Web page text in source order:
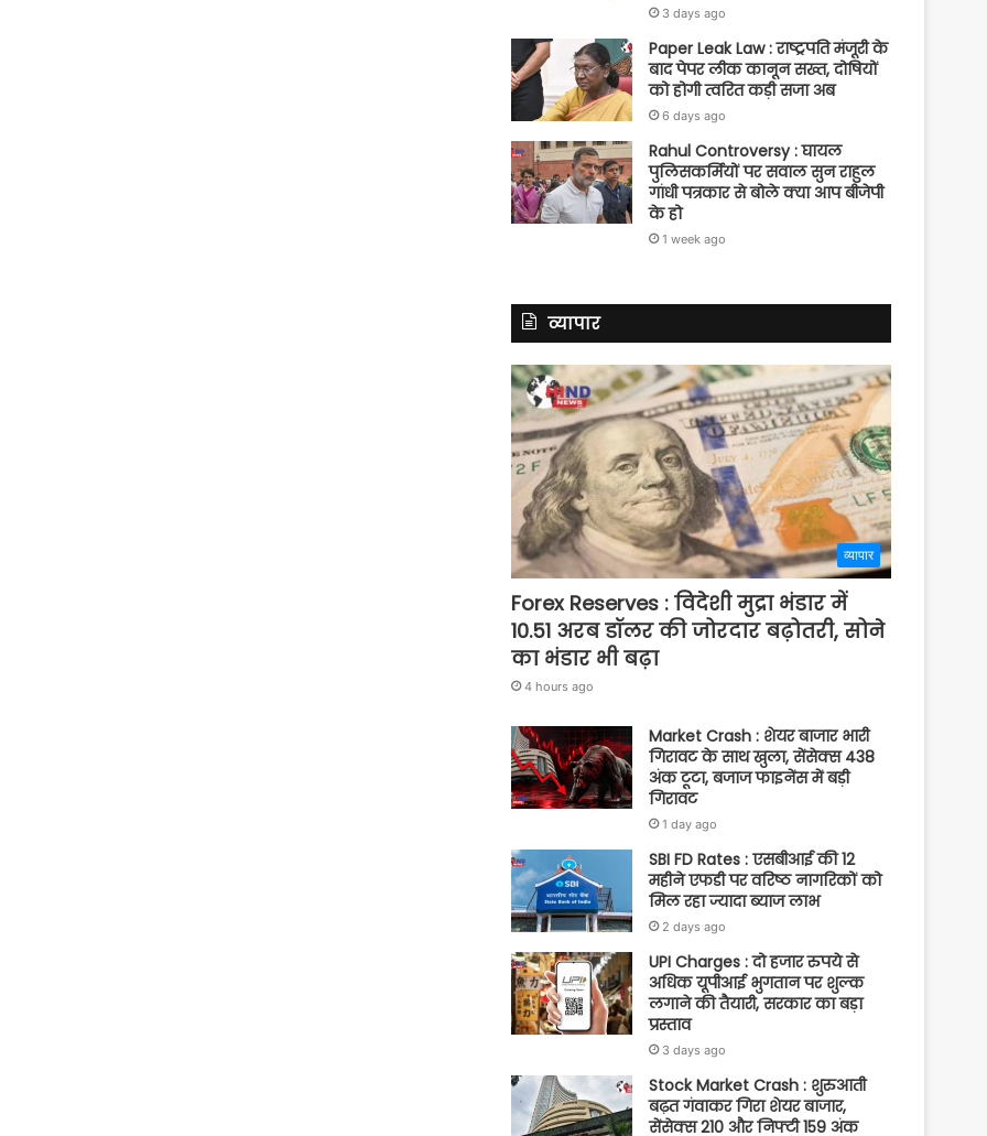
3 days ago
Paper Leak Law : राष्ट्रपति मंजूरी के
बाद पेपर लीक कानून सख्त, दोषियों
को होगी त्वरित कड़ी सजा अब
6 days ago
Rahul Controversy : घायल
पुलिसकर्मियों पर सवाल सुन राहुल
गांधी पत्रकार से बोले क्या आप बीजेपी
के हो
1 week ago
व्यापार
व्यापार
Forex Reserves : विदेशी मुद्रा भंडार में
10.51 अरब डॉलर की जोरदार बढ़ोतरी, सोने
का भंडार भी बढ़ा
4 hours ago
Market Crash : शेयर बाजार भारी
गिरावट के साथ खुला, सेंसेक्स 438
अंक टूटा, बजाज फाइनेंस में बड़ी
गिरावट
1 day ago
SBI FD Rates : एसबीआई की 12
महीने एफडी पर वरिष्ठ नागरिकों को
मिल रहा ज्यादा ब्याज लाभ
2 days ago
UPI Charges : दो हजार रुपये से
अधिक यूपीआई भुगतान पर शुल्क
लगाने की तैयारी, सरकार का बड़ा
प्रस्ताव
3 days ago
Stock Market Crash : शुरुआती
बढ़त गंवाकर गिरा शेयर बाजार,
सेंसेक्स 210 और निफ्टी 159 अंक